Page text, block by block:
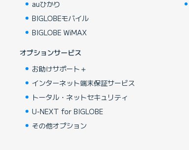
auひかり
BIGLOBEモバイル
BIGLOBE WiMAX
オプションサービス
お助けサポート＋
インターネット端末保証サービス
トータル・ネットセキュリティ
U-NEXT for BIGLOBE
その他オプション